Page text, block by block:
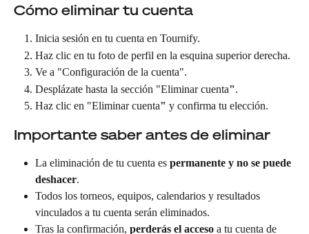
Cómo eliminar tu cuenta
Inicia sesión en tu cuenta en Tournify.
Haz clic en tu foto de perfil en la esquina superior derecha.
Ve a "Configuración de la cuenta".
Desplázate hasta la sección "Eliminar cuenta".
Haz clic en "Eliminar cuenta" y confirma tu elección.
Importante saber antes de eliminar
La eliminación de tu cuenta es permanente y no se puede
deshacer.
Todos los torneos, equipos, calendarios y resultados
vinculados a tu cuenta serán eliminados.
Tras la confirmación, perderás el acceso a tu cuenta de